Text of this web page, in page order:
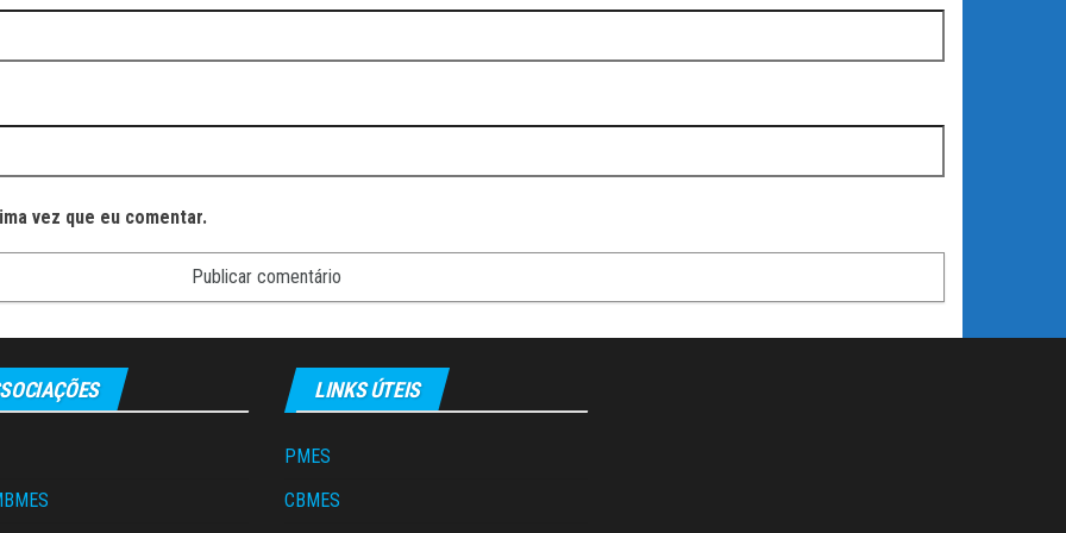
vez que eu comentar.
LINKS ÚTEIS
PMES
CBMES